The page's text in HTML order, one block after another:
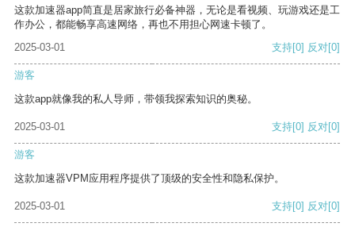
这款加速器app简直是居家旅行必备神器，无论是看视频、玩游戏还是工
作办公，都能畅享高速网络，再也不用担心网速卡顿了。
2025-03-01
支持[0] 反对[0]
游客
这款app就像我的私人导师，带领我探索知识的奥秘。
2025-03-01 支持[0] 反对[0]
游客
这款加速器VPM应用程序提供了顶级的安全性和隐私保护。
2025-03-01 支持[0] 反对[0]